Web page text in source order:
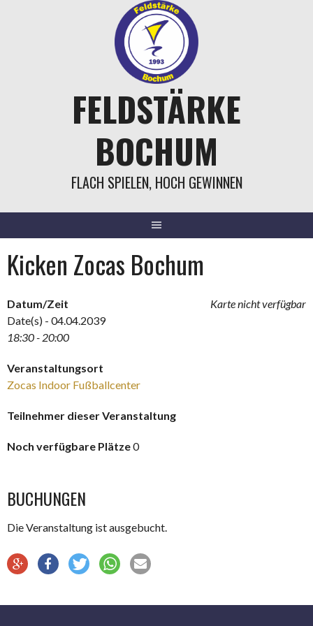
FELDSTÄRKE
BOCHUM
FLACH SPIELEN, HOCH GEWINNEN
Kicken Zocas Bochum
Karte nicht verfügbar
Datum/Zeit
Date(s) - 04.04.2039
18:30 - 20:00
Veranstaltungsort
Zocas Indoor Fußballcenter
Teilnehmer dieser Veranstaltung
Noch verfügbare Plätze0
BUCHUNGEN
Die Veranstaltung ist ausgebucht.